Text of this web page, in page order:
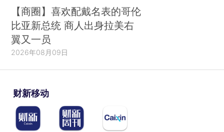
【商圈】喜欢配戴名表的哥伦
比亚新总统 商人出身拉美右
翼又一员
2026年08月09日
财新移动